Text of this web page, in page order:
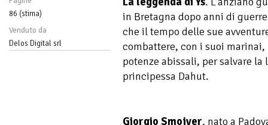
86 (stima)
Venduto da
Delos Digital srl
in Bretagna dopo anni di
che il tempo delle sue
combattere, con i suoi
potenze abissali, per salvare
principessa Dahut.
Giorgio Smojver, nato a